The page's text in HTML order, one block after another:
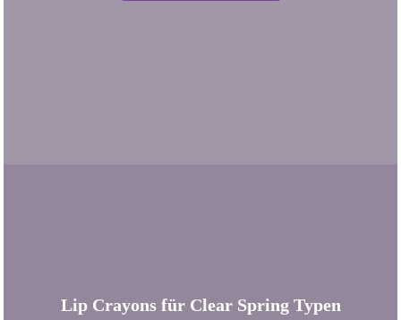
Lip Crayons für Clear Spring Typen